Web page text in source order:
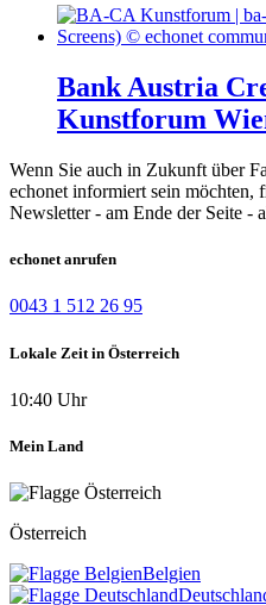
Bank Austria
Kunstforum
Wenn Sie auch in Zukunft über
echonet informiert sein möchten,
Newsletter - am Ende der Seite -
echonet anrufen
0043 1 512 26 95
Lokale Zeit in Österreich
10:40 Uhr
Mein Land
Österreich
Belgien